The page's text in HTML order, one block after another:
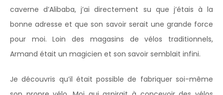
caverne d’Alibaba, j’ai directement su que j’étais à la
bonne adresse et que son savoir serait une grande force
pour moi. Loin des magasins de vélos traditionnels,
Armand était un magicien et son savoir semblait infini.
Je découvris qu’il était possible de fabriquer soi-même